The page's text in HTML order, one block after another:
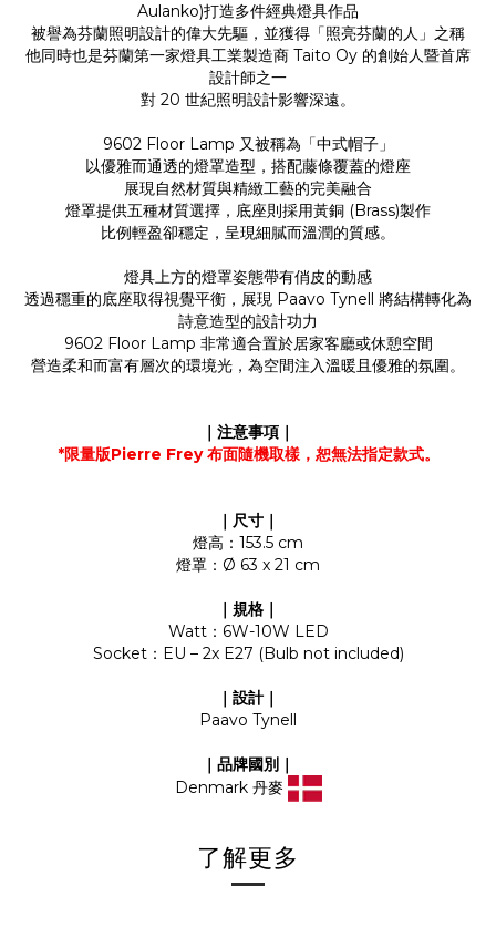
Aulanko)打造多件經典燈具作品
被譽為芬蘭照明設計的偉大先驅，並獲得「照亮芬蘭的人」之稱
他同時也是芬蘭第一家燈具工業製造商 Taito Oy 的創始人暨首席
設計師之一
對 20 世紀照明設計影響深遠。
9602 Floor Lamp 又被稱為「中式帽子」
以優雅而通透的燈罩造型，搭配藤條覆蓋的燈座
展現自然材質與精緻工藝的完美融合
燈罩提供五種材質選擇，底座則採用黃銅 (Brass)製作
比例輕盈卻穩定，呈現細膩而溫潤的質感。
燈具上方的燈罩姿態帶有俏皮的動感
透過穩重的底座取得視覺平衡，展現 Paavo Tynell 將結構轉化為
詩意造型的設計功力
9602 Floor Lamp 非常適合置於居家客廳或休憩空間
營造柔和而富有層次的環境光，為空間注入溫暖且優雅的氛圍。
｜注意事項｜
*限量版Pierre Frey布面隨機取樣，恕無法指定款式。
｜尺寸｜
燈高：153.5 cm
燈罩：Ø 63 x 21 cm
｜規格｜
Watt：6W-10W LED
Socket：EU – 2x E27 (Bulb not included)
｜設計｜
Paavo Tynell
｜品牌國別｜
Denmark 丹麥
了解更多